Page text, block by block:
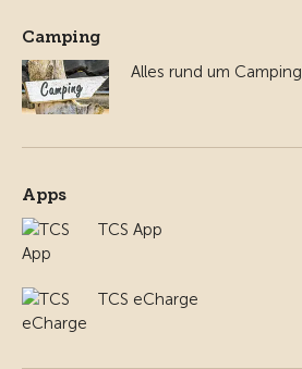
Camping
Alles rund um Camping
Apps
TCS App
TCS eCharge